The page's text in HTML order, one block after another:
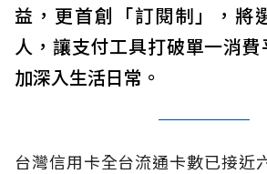
益，更首創「訂閱制」，將
人，讓支付工具打破單一消
加深入生活日常。
台灣信用卡全台流通卡數已接近